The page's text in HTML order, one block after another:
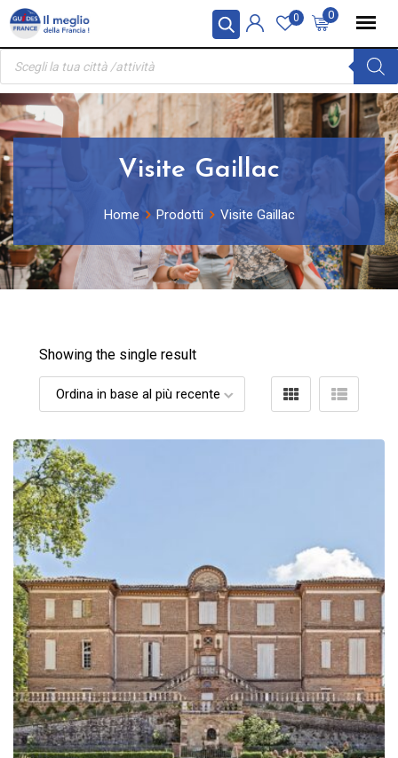
Pannello di gestione dei cookies
Skip
content
0
0
Ricerca
prodotti
Visite Gaillac
Home Prodotti Visite Gaillac
Showing the single result